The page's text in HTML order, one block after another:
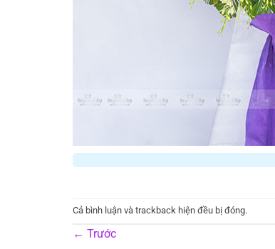
Cả bình luận và trackback hiện đều bị đóng.
← Trước